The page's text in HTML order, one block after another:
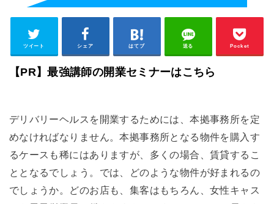
ツイート シェア はてブ 送る Pocket
【PR】最強講師の開業セミナーはこちら
デリバリーヘルスを開業するためには、本拠事務所を定
めなければなりません。本拠事務所となる物件を購入す
るケースも稀にはありますが、多くの場合、賃貸するこ
ととなるでしょう。では、どのような物件が好まれるの
でしょうか。どのお店も、集客はもちろん、女性キャス